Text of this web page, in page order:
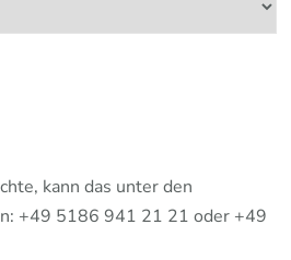
kann das unter den
+49 5186 941 21 21 oder +49